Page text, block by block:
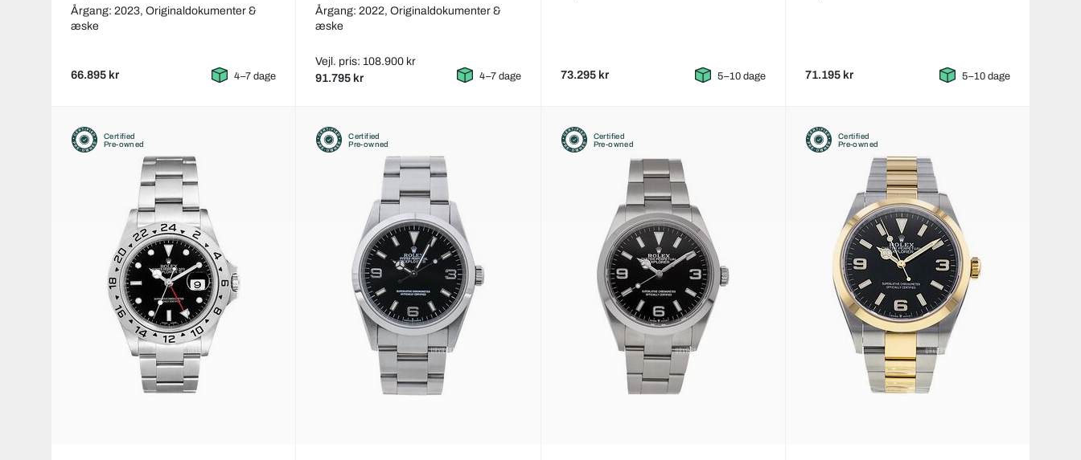
Årgang: 2023, Originaldokumenter &
æske
66.895 kr 4–7 dage
Årgang: 2022,Originaldokumenter &
æske
Vejl. pris: 108.900 kr
91.795 kr 4–7 dage 73.295 kr 5–10 dage 71.195 kr 5–10 dage
Certified
Pre-owned
Certified
Pre-owned
Certified
Pre-owned
Certified
Pre-owned